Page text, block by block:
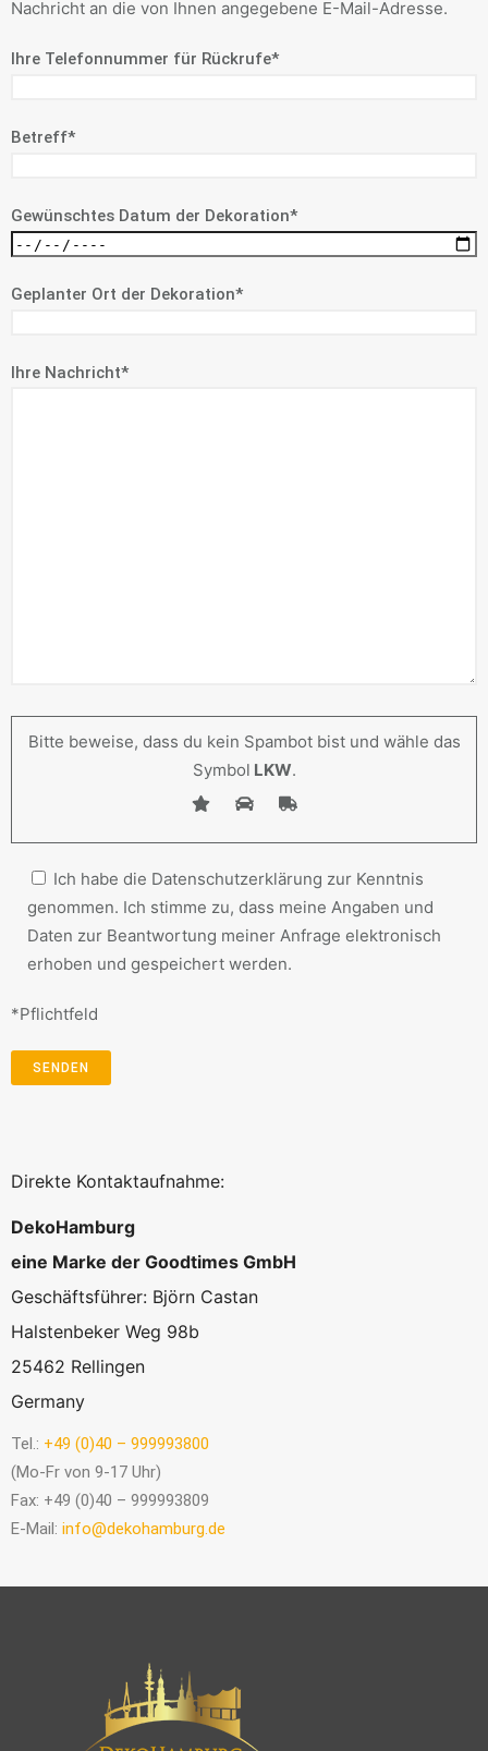
Nachricht an die von Ihnen angegebene E-Mail-Adresse.
Ihre Telefonnummer für Rückrufe*
Betreff*
Gewünschtes Datum der Dekoration*
Geplanter Ort der Dekoration*
Ihre Nachricht*
Bitte beweise, dass du kein Spambot bist und wähle das
Symbol LKW.
Ich habe die Datenschutzerklärung zur Kenntnis
genommen. Ich stimme zu, dass meine Angaben und
Daten zur Beantwortung meiner Anfrage elektronisch
erhoben und gespeichert werden.
*Pflichtfeld
Direkte Kontaktaufnahme:
DekoHamburg
eine Marke der Goodtimes GmbH
Geschäftsführer: Björn Castan
Halstenbeker Weg 98b
25462 Rellingen
Germany
Tel.: +49 (0)40 – 999993800
(Mo-Fr von 9-17 Uhr)
Fax: +49 (0)40 – 999993809
E-Mail: info@dekohamburg.de